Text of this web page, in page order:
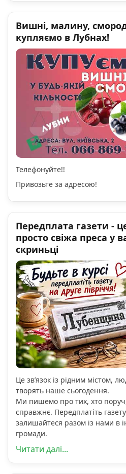
Вишні, малину,
купляємо в Лубнах!
Телефонуйте!!
Привозьте за адресою!
Передплата газети -
просто свіжа преса у
скриньці
Це зв’язок із рідним містом,
творять наше сьогодення.
Ми пишемо про тих, хто
справжнє. Передплатіть
залишайтеся разом із нами в
громади.
Читати далі...